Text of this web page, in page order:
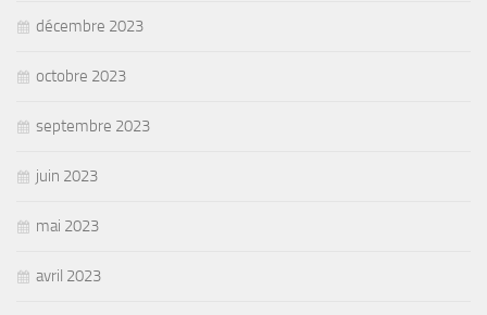
décembre 2023
octobre 2023
septembre 2023
juin 2023
mai 2023
avril 2023